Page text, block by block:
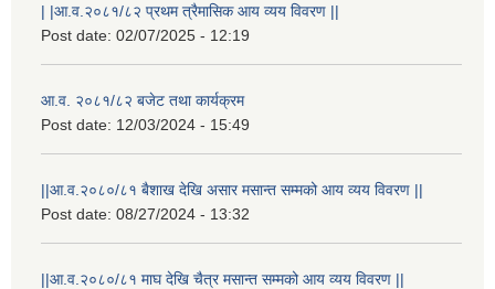
| |आ.व.२०८१/८२ प्रथम त्रैमासिक आय व्यय विवरण ||
Post date: 02/07/2025 - 12:19
आ.व. २०८१/८२ बजेट तथा कार्यक्रम
Post date: 12/03/2024 - 15:49
||आ.व.२०८०/८१ बैशाख देखि असार मसान्त सम्मको आय व्यय विवरण ||
Post date: 08/27/2024 - 13:32
||आ.व.२०८०/८१ माघ देखि चैत्र मसान्त सम्मको आय व्यय विवरण ||